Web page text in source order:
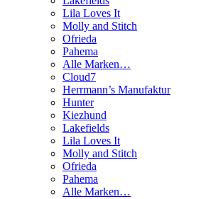
Lila Loves It
Molly and Stitch
Ofrieda
Pahema
Alle Marken…
Cloud7
Herrmann’s Manufaktur
Hunter
Kiezhund
Lakefields
Lila Loves It
Molly and Stitch
Ofrieda
Pahema
Alle Marken…